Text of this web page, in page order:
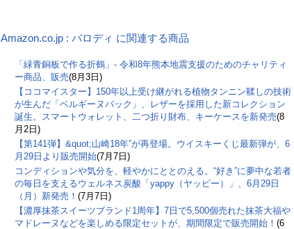
Amazon.co.jp : パロディ に関連する商品
「緑青銅板で作る折鶴」- 令和8年熊本地震支援のためのチャリティ
ー商品、販売(8月3日)
【ココマイスター】150年以上受け継がれる植物タンニン鞣しの技術
が生んだ「ベルギーヌバック」、レザーを採用した新コレクション
誕生。スマートウォレット、二つ折り財布、キーケースを新発売(8
月2日)
【第141弾】&quot;山崎18年”が再登場。ウイスキーくじ最新弾が、6
月29日より販売開始(7月7日)
コンディションや気分を、軽やかにととのえる。“好き”に夢中な若者
の毎日を支えるウェルネス炭酸「yappy（ヤッピー）」、6月29日
（月）新発売！ (7月7日)
【濃厚抹茶スイーツブランド1周年】7日で5,500個売れた抹茶大福や
マドレーヌなどを楽しめる限定セットが、期間限定で販売開始！ (6